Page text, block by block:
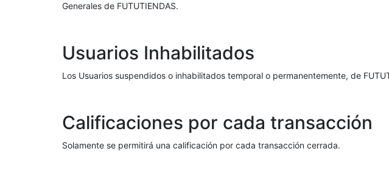
Generales de FUTUTIENDAS.
Usuarios Inhabilitados
Los Usuarios suspendidos o inhabilitados temporal o permanentemente, de
Calificaciones por cada transacción
Solamente se permitirá una calificación por cada transacción cerrada.